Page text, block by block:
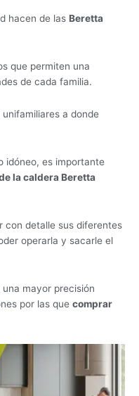
hacen de las Beretta
que permiten una
de cada familia.
a donde
idóneo, es importante
la caldera Beretta
con detalle sus diferentes
operarla y sacarle el
mayor precisión
por las que comprar